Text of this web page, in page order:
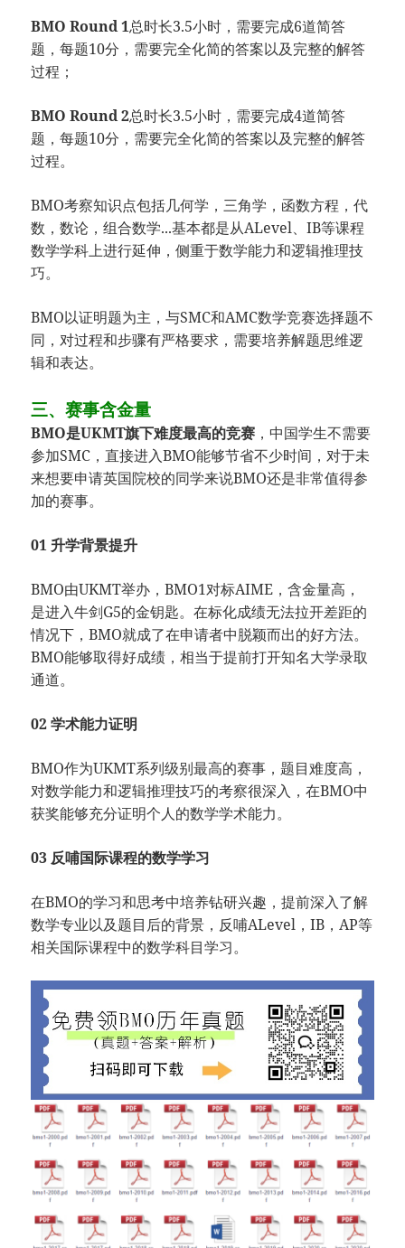
BMO Round 1总时长3.5小时，需要完成6道简答
题，每题10分，需要完全化简的答案以及完整的解答
过程；
BMO Round 2总时长3.5小时，需要完成4道简答
题，每题10分，需要完全化简的答案以及完整的解答
过程。
BMO考察知识点包括几何学，三角学，函数方程，代
数，数论，组合数学...基本都是从ALevel、IB等课程
数学学科上进行延伸，侧重于数学能力和逻辑推理技
巧。
BMO以证明题为主，与SMC和AMC数学竞赛选择题不
同，对过程和步骤有严格要求，需要培养解题思维逻
辑和表达。
三、赛事含金量
BMO是UKMT旗下难度最高的竞赛 ，中国学生不需要
参加SMC，直接进入BMO能够节省不少时间，对于未
来想要申请英国院校的同学来说BMO还是非常值得参
加的赛事。
01 升学背景提升
BMO由UKMT举办，BMO1对标AIME，含金量高，
是进入牛剑G5的金钥匙。在标化成绩无法拉开差距的
情况下，BMO就成了在申请者中脱颖而出的好方法。
BMO能够取得好成绩，相当于提前打开知名大学录取
通道。
02 学术能力证明
BMO作为UKMT系列级别最高的赛事，题目难度高，
对数学能力和逻辑推理技巧的考察很深入，在BMO中
获奖能够充分证明个人的数学学术能力。
03 反哺国际课程的数学学习
在BMO的学习和思考中培养钻研兴趣，提前深入了解
数学专业以及题目后的背景，反哺ALevel，IB，AP等
相关国际课程中的数学科目学习。